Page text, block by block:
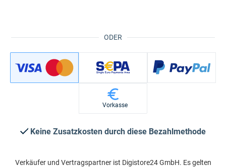
ODER
Vorkasse
Keine Zusatzkosten durch diese Bezahlmethode
Verkäufer und Vertragspartner ist Digistore24 GmbH. Es gelten